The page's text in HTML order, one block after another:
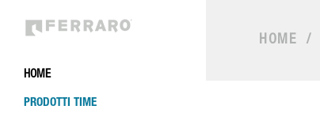
HOME
PRODOTTI TIME
HOME /